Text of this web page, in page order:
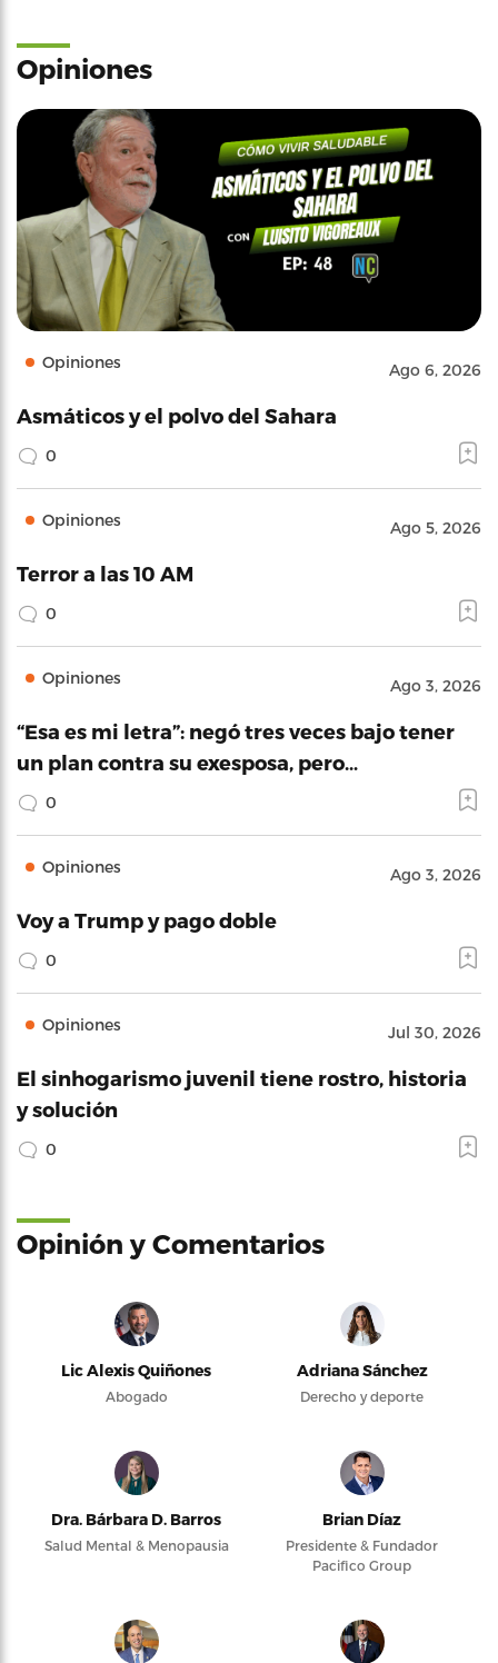
Opiniones
Opiniones Ago 6, 2026
Asmáticos y el polvo del Sahara
0
Opiniones Ago 5, 2026
Terror a las 10 AM
0
Opiniones Ago 3, 2026
“Esa es mi letra”: negó tres veces bajo tener
un plan contra su exesposa, pero…
0
Opiniones Ago 3, 2026
Voy a Trump y pago doble
0
Opiniones Jul 30, 2026
El sinhogarismo juvenil tiene rostro, historia
y solución
0
Opinión y Comentarios
Lic Alexis Quiñones
Abogado
Adriana Sánchez
Derecho y deporte
Dra. Bárbara D. Barros
Salud Mental & Menopausia
Brian Díaz
Presidente & Fundador
Pacifico Group